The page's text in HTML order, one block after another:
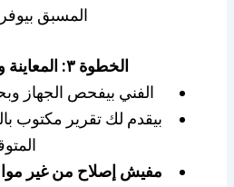
المسبق بيوفر
الخطوة ٣: المعاينة والتشخيص
الفني بيفحص الجهاز
بيقدم لك تقرير مكتوب
مفيش إصلاح من غير